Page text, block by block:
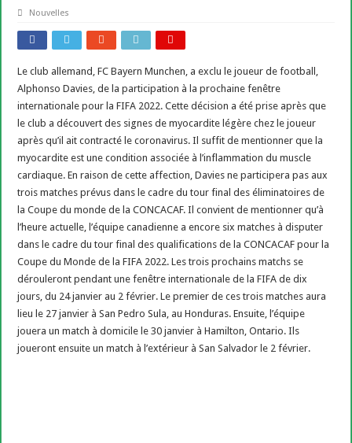
Nouvelles
Le club allemand, FC Bayern Munchen, a exclu le joueur de football,
Alphonso Davies, de la participation à la prochaine fenêtre
internationale pour la FIFA 2022. Cette décision a été prise après que
le club a découvert des signes de myocardite légère chez le joueur
après qu’il ait contracté le coronavirus. Il suffit de mentionner que la
myocardite est une condition associée à l’inflammation du muscle
cardiaque. En raison de cette affection, Davies ne participera pas aux
trois matches prévus dans le cadre du tour final des éliminatoires de
la Coupe du monde de la CONCACAF. Il convient de mentionner qu’à
l’heure actuelle, l’équipe canadienne a encore six matches à disputer
dans le cadre du tour final des qualifications de la CONCACAF pour la
Coupe du Monde de la FIFA 2022. Les trois prochains matchs se
dérouleront pendant une fenêtre internationale de la FIFA de dix
jours, du 24 janvier au 2 février. Le premier de ces trois matches aura
lieu le 27 janvier à San Pedro Sula, au Honduras. Ensuite, l’équipe
jouera un match à domicile le 30 janvier à Hamilton, Ontario. Ils
joueront ensuite un match à l’extérieur à San Salvador le 2 février.